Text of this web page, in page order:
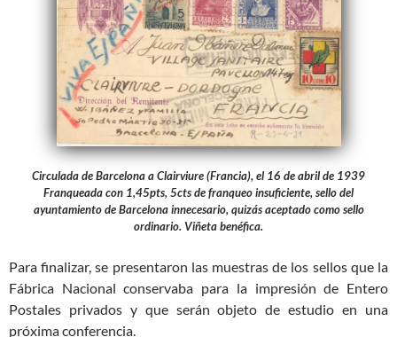
Circulada de Barcelona a Clairviure (Francia), el 16 de abril de 1939
Franqueada con 1,45pts, 5cts de franqueo insuficiente, sello del
ayuntamiento de Barcelona innecesario, quizás aceptado como sello
ordinario. Viñeta benéfica.
Para finalizar, se presentaron las muestras de los sellos que la
Fábrica Nacional conservaba para la impresión de Entero
Postales privados y que serán objeto de estudio en una
próxima conferencia.